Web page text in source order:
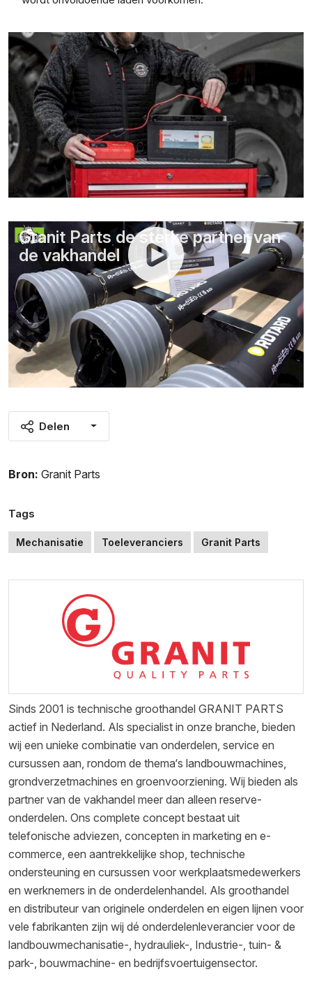
Granit Parts de sterke partner van
de vakhandel
Delen
Bron: Granit Parts
Tags
Mechanisatie Toeleveranciers Granit Parts
Sinds 2001 is technische groothandel GRANIT PARTS
actief in Nederland. Als specialist in onze branche, bieden
wij een unieke combinatie van onderdelen, service en
cursussen aan, rondom de thema‘s landbouwmachines,
grondverzetmachines en groenvoorziening. Wij bieden als
partner van de vakhandel meer dan alleen reserve-
onderdelen. Ons complete concept bestaat uit
telefonische adviezen, concepten in marketing en e-
commerce, een aantrekkelijke shop, technische
ondersteuning en cursussen voor werkplaatsmedewerkers
en werknemers in de onderdelenhandel. Als groothandel
en distributeur van originele onderdelen en eigen lijnen voor
vele fabrikanten zijn wij dé onderdelenleverancier voor de
landbouwmechanisatie-, hydrauliek-, Industrie-, tuin- &
park-, bouwmachine- en bedrijfsvoertuigensector.